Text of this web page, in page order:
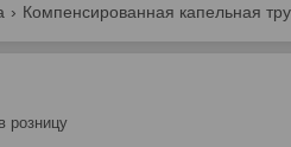
Компенсированная капельная
розницу